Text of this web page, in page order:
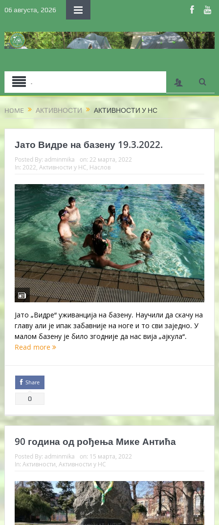
06 августа, 2026
.
HOME АКТИВНОСТИ АКТИВНОСТИ У НС
Јато Видре на базену 19.3.2022.
Posted By: adminmika on: 22 марта, 2022
In: 2022 Активности у НС Наслов
Јато „Видре“ уживанција на базену. Научили да скачу на
главу али је ипак забавније на ноге и то сви заједно. У
малом базену је било згодније да нас вија „ајкула“.
Read more
Share
0
90 година од рођења Мике Антића
Posted By: adminmika on: 15 марта, 2022
In: Активности Активности у НС